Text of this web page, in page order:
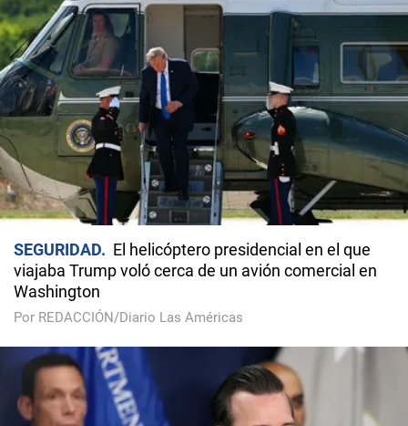
SEGURIDAD
El helicóptero presidencial en el que
viajaba Trump voló cerca de un avión comercial en
Washington
Por REDACCIÓN/Diario Las Américas